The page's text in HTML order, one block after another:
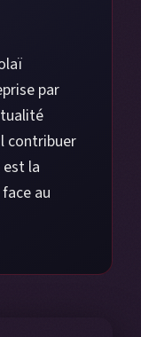
par
contribuer
est la
au